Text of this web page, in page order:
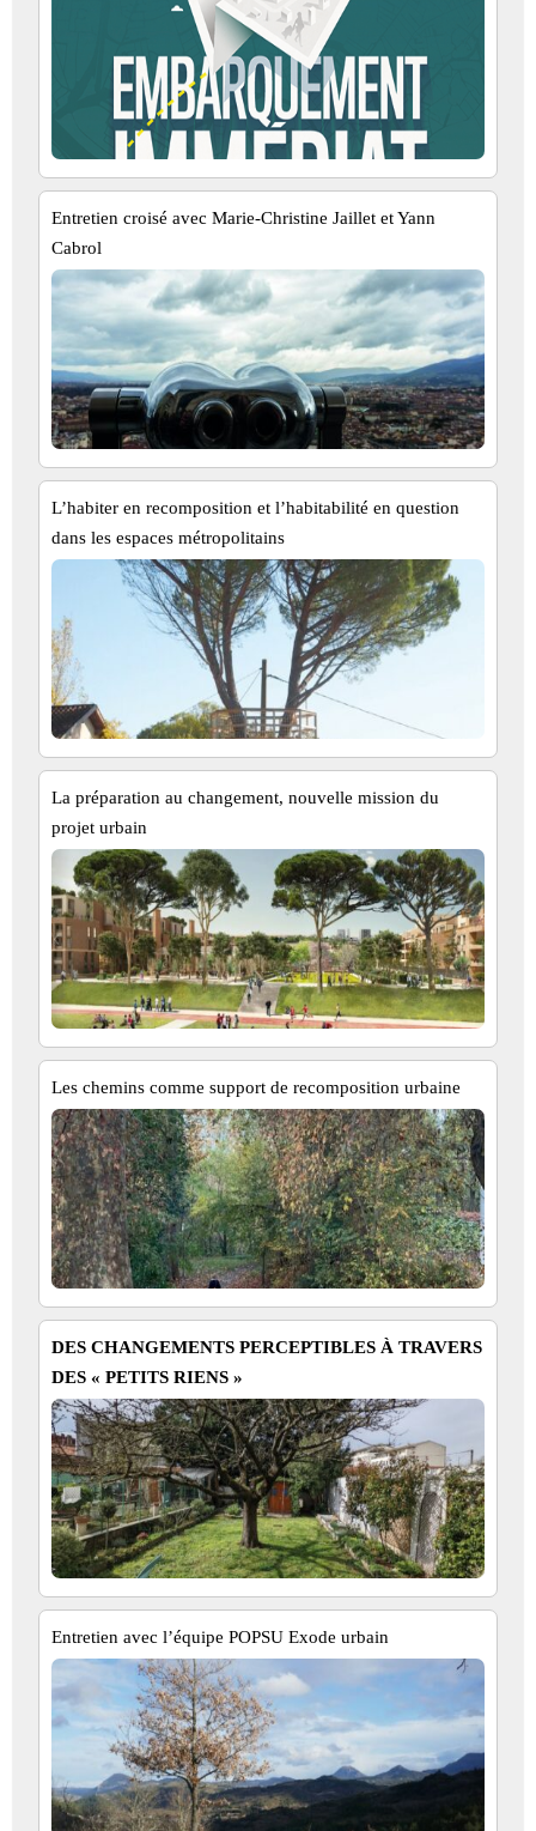
Entretien croisé avec Marie-Christine Jaillet et Yann
Cabrol
L’habiter en recomposition et l’habitabilité en question
dans les espaces métropolitains
La préparation au changement, nouvelle mission du
projet urbain
Les chemins comme support de recomposition urbaine
DES CHANGEMENTS PERCEPTIBLES À TRAVERS
DES « PETITS RIENS »
Entretien avec l’équipe POPSU Exode urbain